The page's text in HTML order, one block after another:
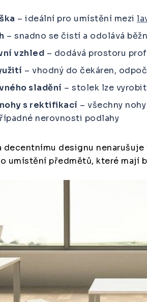
– ideální pro umístění mezi
– snadno se čistí a odolává
vzhled – dodává prostoru
– vhodný do čekáren,
sladění – stolek lze
s rektifikací – všechny
nerovnosti podlahy
decentnímu designu
umístění předmětů, které mají